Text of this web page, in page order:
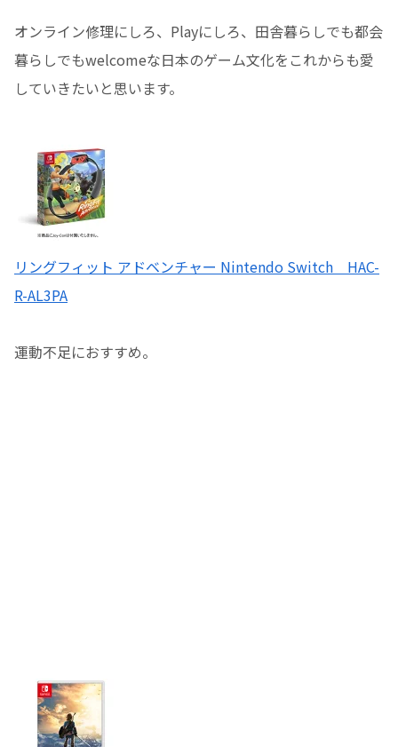
オンライン修理にしろ、Playにしろ、田舎暮らしでも都会
暮らしでもwelcomeな日本のゲーム文化をこれからも愛
していきたいと思います。
リングフィット アドベンチャー Nintendo Switch HAC-
R-AL3PA
運動不足におすすめ。